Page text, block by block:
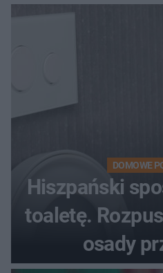
DOMOWE
Hiszpański
toaletę.
osady